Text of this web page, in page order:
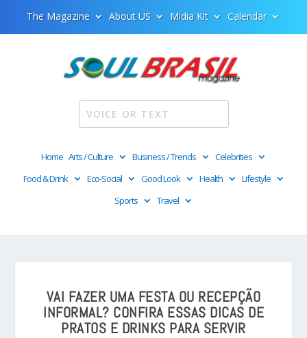
The Magazine About US Midia Kit Calendar
Home Arts / Culture Business / Trends
Celebrities
Food & Drink
Eco-Social Good Look Health
Lifestyle
Sports
Travel
VAI FAZER UMA FESTA OU RECEPÇÃO
INFORMAL? CONFIRA ESSAS DICAS DE
PRATOS E DRINKS PARA SERVIR